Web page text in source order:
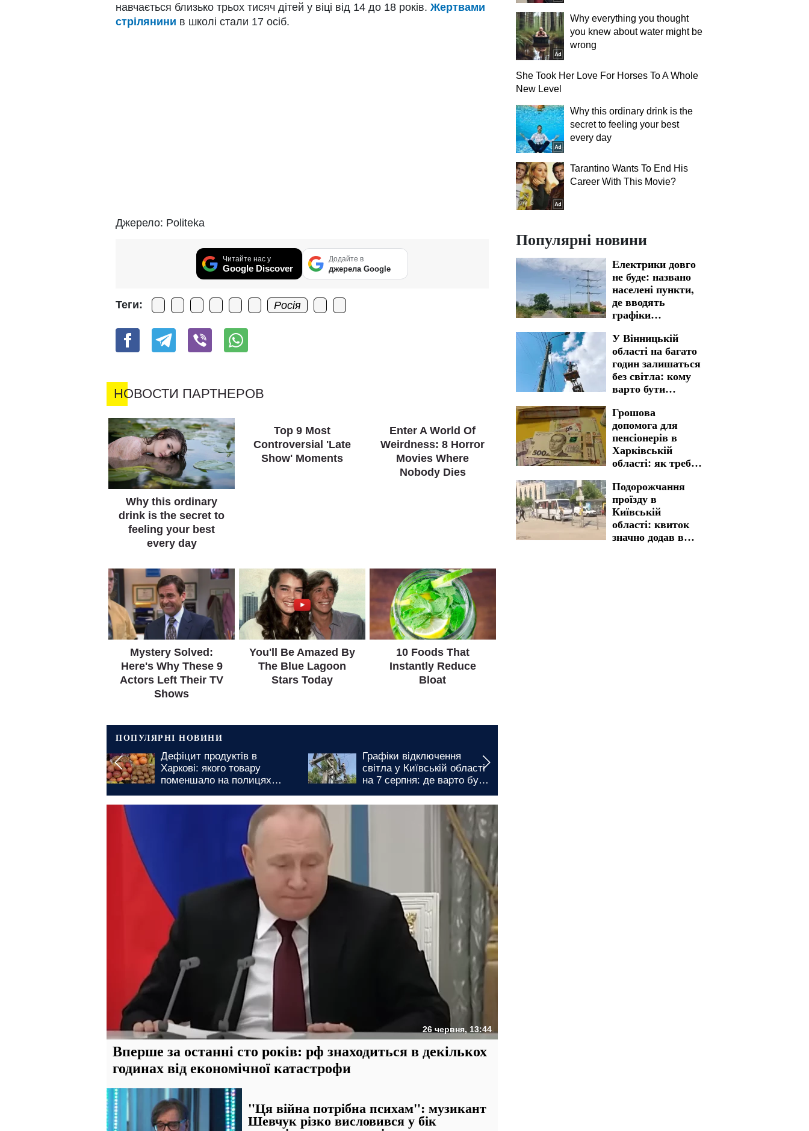
навчається близько трьох тисяч дітей у віці від 14 до 18 років. Жертвами
стрілянини в школі стали 17 осіб.
Джерело: Politeka
Читайте нас у
Google Discover
Додайте в
джерела Google
Теги: Росія
ПОПУЛЯРНІ НОВИНИ
Дефіцит продуктів в
Харкові: якого товару
поменшало на полицях
Графіки відключення
світла у Київській області
на 7 серпня: де варто бути
незручностей
26 червня, 13:44
Вперше за останні сто років: рф знаходиться в декількох
годинах від економічної катастрофи
"Ця війна потрібна психам": музикант
Шевчук різко висловився у бік
Why everything you thought
you knew about water might be
wrong
She Took Her Love For Horses To A Whole
New Level
Why this ordinary drink is the
secret to feeling your best
every day
Tarantino Wants To End His
Career With This Movie?
Популярні новини
Електрики довго
не буде: названо
населені пункти,
де вводять
графіки
світла у
Кіровоградській
області на 7
серпня
У Вінницькій
області на багато
годин залишаться
без світла: кому
варто бути
графіків
відключення на 7
серпня
Грошова
допомога для
пенсіонерів в
Харківській
області: як треба
для отримання
виплат
Подорожчання
проїзду в
Київській
області: квиток
значно додав в